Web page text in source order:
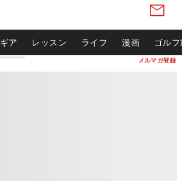
メルマガ登録
ギア レッスン ライフ 漫画 ゴル